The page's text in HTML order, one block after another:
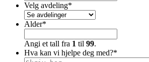
Velg avdeling*
Alder*
Angi et tall fra 1 til 99.
Hva kan vi hjelpe deg med?*